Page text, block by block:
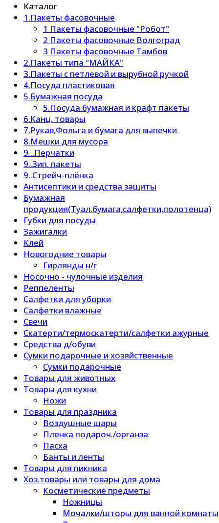
Каталог
1.Пакеты фасовочные
1 Пакеты фасовочные "Робот"
2 Пакеты фасовочные Волгоград
3 Пакеты фасовочные Тамбов
2.Пакеты типа "МАЙКА"
3.Пакеты с петлевой и вырубной ручкой
4.Посуда пластиковая
5.Бумажная посуда
5.Посуда бумажная и крафт пакеты
6.Канц. товары
7.Рукав,Фольга и бумага для выпечки
8.Мешки для мусора
9...Перчатки
9..Зип. пакеты
9..Стрейч-плёнка
Антисептики и средства защиты
Бумажная
продукция(Туал.бумага,салфетки,полотенца)
Губки для посуды
Зажигалки
Клей
Новогодние товары
Гирлянды н/г
Носочно - чулочные изделия
Реппеленты
Салфетки для уборки
Салфетки влажные
Свечи
Скатерти/термоскатерти/салфетки ажурные
Средства д/обуви
Сумки подарочные и хозяйственные
Сумки подарочные
Товары для животных
Товары для кухни
Ножи
Товары для праздника
Воздушные шары
Пленка подароч./органза
Пасха
Банты и ленты
Товары для пикника
Хоз.товары или товары для дома
Косметические предметы
Ножницы
Мочалки/шторы для ванной комнаты